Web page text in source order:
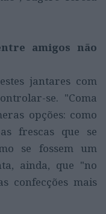
amigos não
jantares com
se. "Coma
opções: como
frescas que se
se fossem um
ainda, que "no
confecções mais